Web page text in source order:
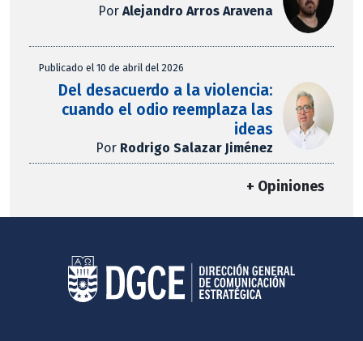
PorAlejandro Arros Aravena
Publicado el 10 de abril del 2026
Del desacuerdo a la violencia:
cuando el odio reemplaza las
ideas
Por Rodrigo Salazar Jiménez
+ Opiniones